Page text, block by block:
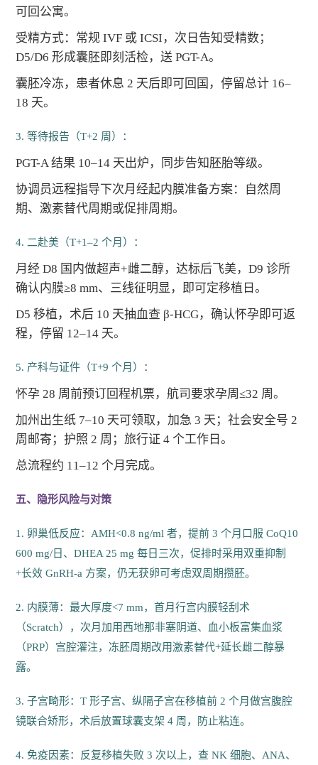
可回公寓。
受精方式：常规 IVF 或 ICSI，次日告知受精数；
D5/D6 形成囊胚即刻活检，送 PGT-A。
囊胚冷冻，患者休息 2 天后即可回国，停留总计 16–
18 天。
3. 等待报告（T+2 周）：
PGT-A 结果 10–14 天出炉，同步告知胚胎等级。
协调员远程指导下次月经起内膜准备方案：自然周
期、激素替代周期或促排周期。
4. 二赴美（T+1–2 个月）：
月经 D8 国内做超声+雌二醇，达标后飞美，D9 诊所
确认内膜≥8 mm、三线征明显，即可定移植日。
D5 移植，术后 10 天抽血查 β-HCG，确认怀孕即可返
程，停留 12–14 天。
5. 产科与证件（T+9 个月）：
怀孕 28 周前预订回程机票，航司要求孕周≤32 周。
加州出生纸 7–10 天可领取，加急 3 天；社会安全号 2
周邮寄；护照 2 周；旅行证 4 个工作日。
总流程约 11–12 个月完成。
五、隐形风险与对策
1. 卵巢低反应：AMH<0.8 ng/ml 者，提前 3 个月口服 CoQ10
600 mg/日、DHEA 25 mg 每日三次，促排时采用双重抑制
+长效 GnRH-a 方案，仍无获卵可考虑双周期攒胚。
2. 内膜薄：最大厚度<7 mm，首月行宫内膜轻刮术
（Scratch），次月加用西地那非塞阴道、血小板富集血浆
（PRP）宫腔灌注，冻胚周期改用激素替代+延长雌二醇暴
露。
3. 子宫畸形：T 形子宫、纵隔子宫在移植前 2 个月做宫腹腔
镜联合矫形，术后放置球囊支架 4 周，防止粘连。
4. 免疫因素：反复移植失败 3 次以上，查 NK 细胞、ANA、